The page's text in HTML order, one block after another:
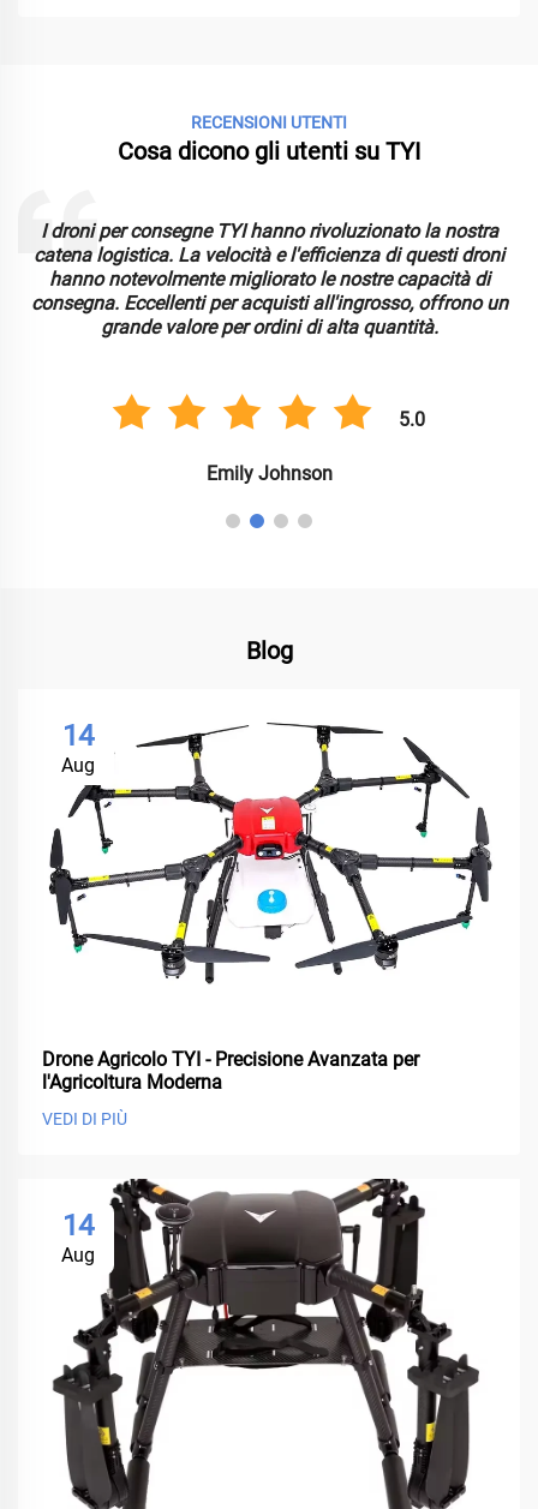
RECENSIONI UTENTI
Cosa dicono gli utenti su TYI
I droni per consegne TYI hanno rivoluzionato la nostra
catena logistica. La velocità e l'efficienza di questi droni
hanno notevolmente migliorato le nostre capacità di
consegna. Eccellenti per acquisti all'ingrosso, offrono un
grande valore per ordini di alta quantità.
5.0
Emily Johnson
Blog
14
Aug
Drone Agricolo TYI - Precisione Avanzata per
l'Agricoltura Moderna
VEDI DI PIÙ
14
Aug